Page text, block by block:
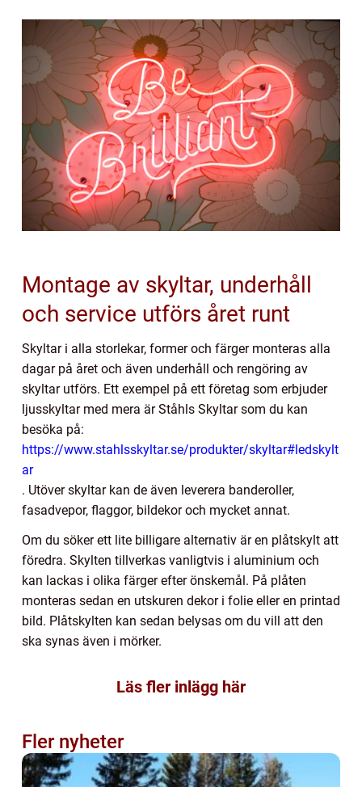
Montage av skyltar, underhåll
och service utförs året runt
Skyltar i alla storlekar, former och färger monteras alla
dagar på året och även underhåll och rengöring av
skyltar utförs. Ett exempel på ett företag som erbjuder
ljusskyltar med mera är Ståhls Skyltar som du kan
besöka på:
https://www.stahlsskyltar.se/produkter/skyltar#ledskylt
ar
. Utöver skyltar kan de även leverera banderoller,
fasadvepor, flaggor, bildekor och mycket annat.
Om du söker ett lite billigare alternativ är en plåtskylt att
föredra. Skylten tillverkas vanligtvis i aluminium och
kan lackas i olika färger efter önskemål. På plåten
monteras sedan en utskuren dekor i folie eller en printad
bild. Plåtskylten kan sedan belysas om du vill att den
ska synas även i mörker.
Läs fler inlägg här
Fler nyheter